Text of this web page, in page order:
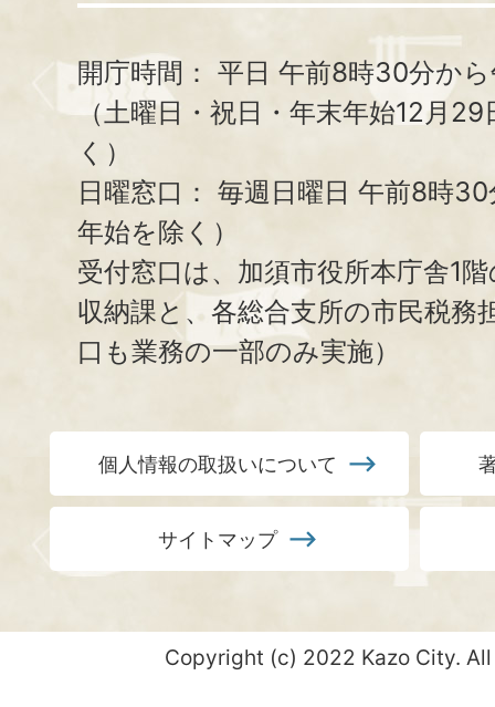
開庁時間： 平日 午前8時30分か
（土曜日・祝日・年末年始12月
く）
日曜窓口： 毎週日曜日 午前8時
年始を除く）
受付窓口は、加須市役所本庁舎1
収納課と、 各総合支所の市民税務
口も業務の一部のみ実施）
個人情報の取扱いについて
サイトマップ
Copyright (c) 2022 Kazo City.